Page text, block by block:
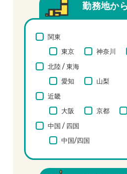
勤務地か
関東
東京
神奈川
北陸 / 東海
愛知
山梨
近畿
大阪
京都
中国 / 四国
中国/四国